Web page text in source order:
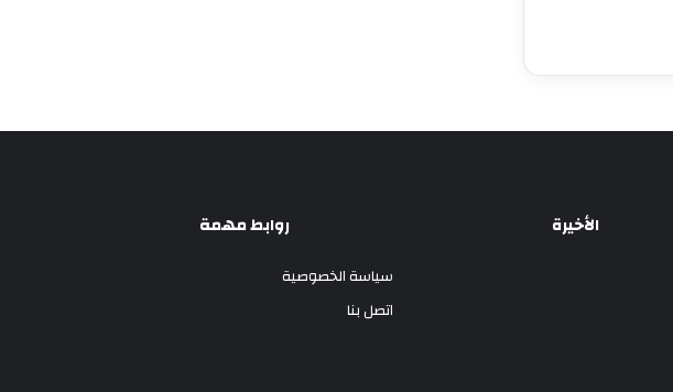
الأخيرة روابط مهمة
سياسة الخصوصية
اتصل بنا